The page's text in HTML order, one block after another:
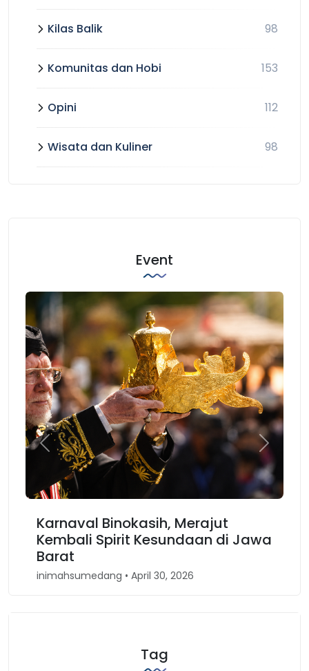
Kilas Balik 98
Komunitas dan Hobi 153
Opini 112
Wisata dan Kuliner 98
Event
Karnaval Binokasih, Merajut
Kembali Spirit Kesundaan di Jawa
Barat
inimahsumedang • April 30, 2026
Previous Next
Tag